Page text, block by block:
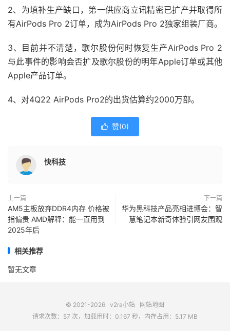
2、为填补生产缺口，第一供应商立讯精密已扩产并取得所
有AirPods Pro 2订单，成为AirPods Pro 2独家组装厂商。
3、目前并不清楚，歌尔股份何时恢复生产AirPods Pro 2
与此事件的影响会否扩及歌尔股份的明年Apple订单或其他
Apple产品订单。
4、对4Q22 AirPods Pro2的出货估算约2000万部。
 赞(0)
快科技
上一篇
AM5主板放弃DDR4内存 价格被
指偏贵 AMD解释：能一直用到
2025年后
下一篇
华为黑科技产品亮相进博会：智
慧笔记本新奇体验引网友围观
相关推荐
暂无文章
© 2021-2026 v2ra小站
网站地图
请求次数：57 次，加载用时：0.167 秒，内存占用：5.17 MB